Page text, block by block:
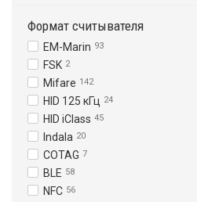
Формат считывателя
EM-Marin 93
FSK 2
Mifare 142
HID 125 кГц 24
HID iClass 45
Indala 20
COTAG 7
BLE 58
NFC 56